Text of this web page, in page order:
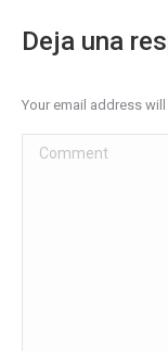
Deja una
Your email address
Comment